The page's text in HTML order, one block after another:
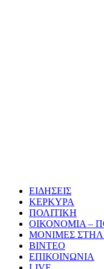
ΕΙΔΗΣΕΙΣ
ΚΕΡΚΥΡΑ
ΠΟΛΙΤΙΚΗ
ΟΙΚΟΝΟΜΙΑ –
ΜΟΝΙΜΕΣ
ΒΙΝΤΕΟ
ΕΠΙΚΟΙΝΩΝΙΑ